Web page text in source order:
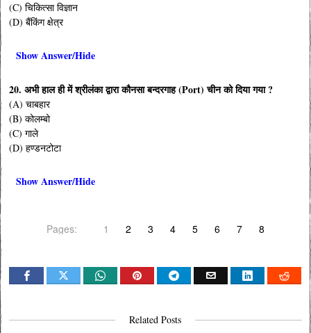
(C) चिकित्सा विज्ञान
(D) बैंकिंग क्षेत्र
Show Answer/Hide
20. अभी हाल ही में श्रीलंका द्वारा कौनसा बन्दरगाह (Port) चीन को दिया गया ?
(A) चाबहार
(B) कोलम्बो
(C) गाले
(D) हण्डनटोटा
Show Answer/Hide
Pages: 1 2 3 4 5 6 7 8
Related Posts